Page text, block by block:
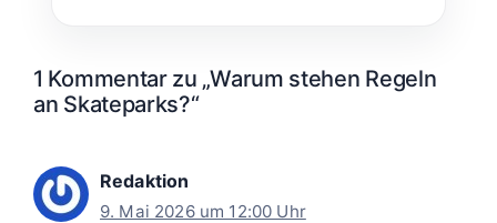
1 Kommentar zu „Warum stehen Regeln
an Skateparks?“
Redaktion
9. Mai 2026 um 12:00 Uhr